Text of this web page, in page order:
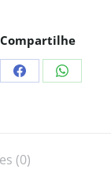
Compartilhe
(0)